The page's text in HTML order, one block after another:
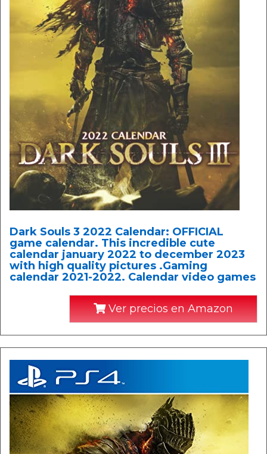
Dark Souls 3 2022 Calendar: OFFICIAL
game calendar. This incredible cute
calendar january 2022 to december 2023
with high quality pictures .Gaming
calendar 2021-2022. Calendar video games
Ver precios en Amazon